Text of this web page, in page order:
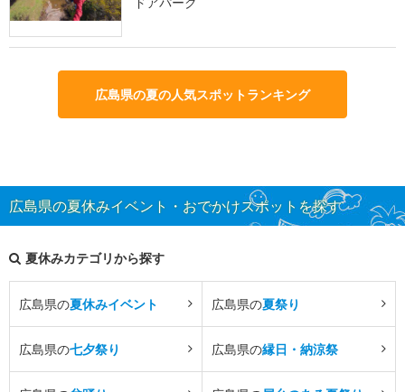
広島県の夏の人気スポットランキング
広島県の夏休みイベント・おでかけスポットを探す
夏休みカテゴリから探す
広島県の夏休みイベント 広島県の夏祭り
広島県の七夕祭り 広島県の縁日・納涼祭